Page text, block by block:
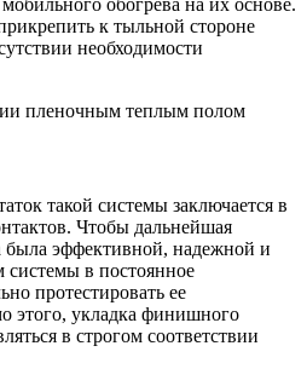
обогрева на их основе.
к тыльной стороне
необходимости
пленочным теплым полом
такой системы заключается в
Чтобы дальнейшая
была эффективной, надежной и
системы в постоянное
протестировать ее
этого, укладка финишного
в строгом соответствии